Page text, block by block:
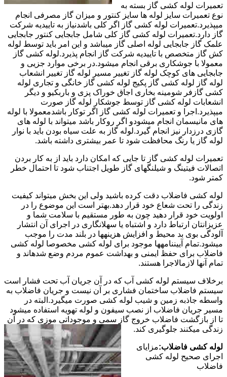
تعمیرات لوله کشی گاز بسته به
نوع تعمیرات سایز لوله ها سایز کنتور و میزان گاز مصرفی انجام
میپذیرد.تعمیرات لوله کشی گاز اگر کلی باشدنیاز به تاییدیه شرکت
گاز دارد.تعمیرات لوله کشی گاز کلی شامل جابجایی کنتور جابجایی
علمک گاز جابجایی لوله اصلی گاز میباشد و این امر باید توسط لوله
کش گاز متخصص با تاییدیه شرکت گاز انجام پذیرد.لوله کشی گاز
معمولا با جوشکاری برقی انجام میشود.در برخی موارد جزیی و
جابجایی های کوچک لوله گاز تغییر مسیر لوله گاز تغییر انشعاب
لوله گاز لوله کشی گاز پکیج لوله کشی گاز خانگی و تجاری لوله
کشی گازفر شومینه بخاری اجاق خوراک پزی و باربکیو و دیگر
انشعابات لوله کشی گاز توسط جوشکار لوله گاز صورت
میپذیرد.اجرا و تعمیرات لوله کشی گاز اگر توکار باشدمعمولا با لوله
های مانیسمان انجام میشودو اگر روکار باشد میتواند با لوله های
گازی درزدار نیز انجام گیرد.لوله گاز به علت سیاه بودن باید با نوار
لوله گاز یا رنگ محافظت شود تا عمر بیشتری داشته باشد.
تعمیرات لوله کشی گاز تا جایی که امکان دارد باید از به کار بردن
اتصالات فیتینگ و شیلنگهای گاز طویل اجتناب شود تا احتمال خطر
کمتر شود.
لوله کشی فاضلاب دقت کرده باشید ولی این بخش میتواند کیفیت
زندگی را تحت شعاع خود قرار دهد.بهتر است این موضوع را در
اولویت خود قرار دهید چون به طور مستقیم با سلامت شما و
عزیزانتان ارتباط دارد و اشتباه یا سهلانگاری در اجرای آن انتشار
آلودگی بوی بد محیط و افزایش هزینهها در بلند مدت را موجب
میشود.تمام آییننامهها موجود برای لوله کشی مخصوصا لوله کشی
فاضلاب برای حفظ ایمنی و بهداشت عموم مردم وضع شدهاند و
تمام آنها لازمالاجرا هستند.
برخلاف سیستم لوله کشی آب که در آن جریان آب تحت فشار است
سیستم فاضلاب ساختمان فشاری بر آن نیست و جریان فاضلاب به
واسطه جاذبه زمین و شیب لوله کشی صورت میگیرد.البته در
مسیر جریان فاضلاب از نصب سیفون و لوله تهویه استفاده میشود
تا از بازگشت فاضلاب خروج گاز سمی و موجوداتی موزی که در آن
زندگی میکنند جلوگیری کند.
لوله کشی فاضلاب:مزایای
اجرای صحیح لوله کشی
فاضلاب